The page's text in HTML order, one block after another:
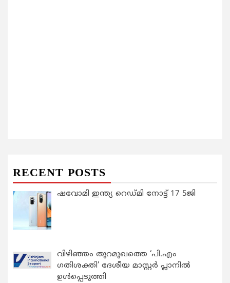
RECENT POSTS
ഷവോമി ഇന്ത്യ റെഡ്മി നോട്ട് 17 5ജി
വിഴിഞ്ഞം തുറമുഖത്തെ ‘പി.എം
ഗതിശക്തി’ ദേശീയ മാസ്റ്റർ പ്ലാനിൽ
ഉൾപ്പെടുത്തി